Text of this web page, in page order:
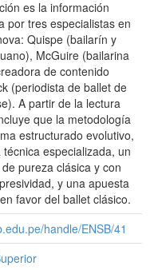
es la información
por tres especialistas en
Quispe (bailarín y
McGuire (bailarina
de contenido
(periodista de ballet de
A partir de la lectura
que la metodología
estructurado evolutivo,
especializada, un
pureza clásica y con
y una apuesta
favor del ballet clásico.
handle/ENSB/41